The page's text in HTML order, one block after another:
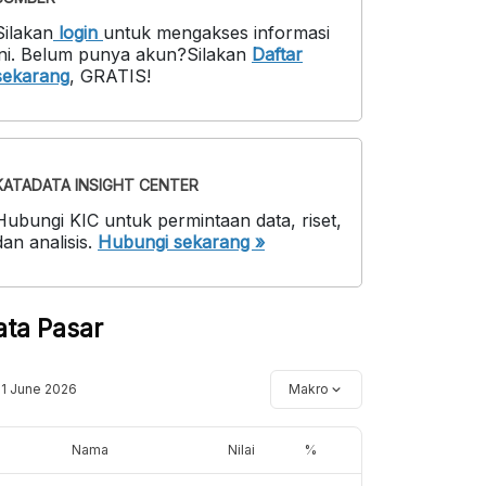
login untuk mengakses informasi
. Belum punya akun?Silakan Daftar
, GRATIS!
INSIGHT CENTER
KIC untuk permintaan data, riset,
analisis. Hubungi sekarang »
Pasar
June 2026 Makro
Nama Nilai %